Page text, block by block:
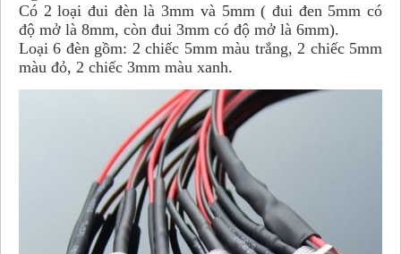
Có 2 loại đui đèn là 3mm và 5mm ( đui đen 5mm có
độ mở là 8mm, còn đui 3mm có độ mở là 6mm).
Loại 6 đèn gồm: 2 chiếc 5mm màu trắng, 2 chiếc 5mm
màu đỏ, 2 chiếc 3mm màu xanh.